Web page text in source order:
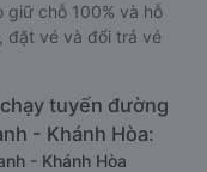
giữ chỗ 100% và hỗ
đặt vé và đổi trả vé
tuyến đường
- Khánh Hòa:
- Khánh Hòa